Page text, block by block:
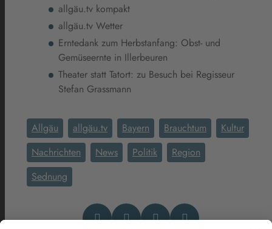
allgäu.tv kompakt
allgäu.tv Wetter
Erntedank zum Herbstanfang: Obst- und
Gemüseernte in Illerbeuren
Theater statt Tatort: zu Besuch bei Regisseur
Stefan Grassmann
Allgäu allgäu.tv Bayern Brauchtum
Kultur
Nachrichten
News Politik
Region
Sednung